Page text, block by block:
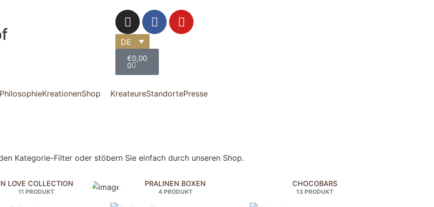
DE
€0,00
0
PhilosophieKreationenShop KreateureStandortePresse
Kategorie-Filter oder stöbern Sie einfach durch unseren Shop.
LOVE COLLECTION
11 PRODUKT
PRALINEN BOXEN
4 PRODUKT
CHOCOBARS
13 PRODUKT